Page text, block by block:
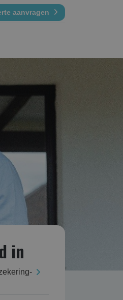
aanvragen
in